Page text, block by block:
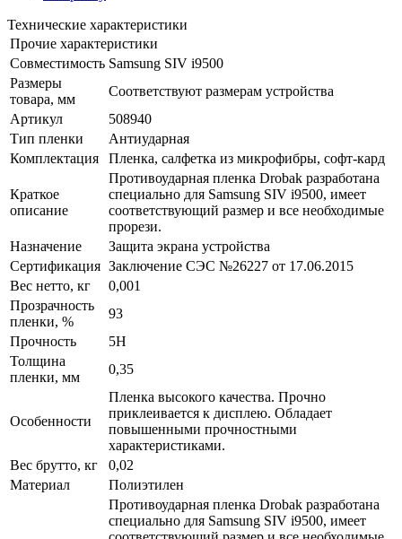
Технические характеристики
Прочие характеристики
Совместимость Samsung SIV i9500
Размеры
товара, мм
Соответствуют размерам устройства
Артикул
508940
Тип пленки
Антиударная
Комплектация
Пленка, салфетка из микрофибры, софт-кард
Краткое
описание
Противоударная пленка Drobak разработана
специально для Samsung SIV i9500, имеет
соответствующий размер и все необходимые
прорези.
Назначение
Защита экрана устройства
Сертификация Заключение СЭС №26227 от 17.06.2015
Вес нетто, кг
0,001
Прозрачность
пленки, %
93
Прочность
5H
Толщина
пленки, мм
0,35
Особенности
Пленка высокого качества. Прочно
приклеивается к дисплею. Обладает
повышенными прочностными
характеристиками.
Вес брутто, кг
0,02
Материал
Полиэтилен
Противоударная пленка Drobak разработана
специально для Samsung SIV i9500, имеет